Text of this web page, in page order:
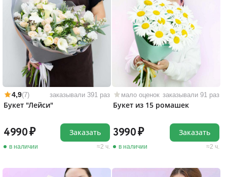
4,9(7) заказывали 391 раз
Букет "Лейси"
4990
в наличии 2 ч.
Заказать
мало оценок заказывали 91 раз
Букет из 15 ромашек
3990
в наличии 2 ч.
Заказать